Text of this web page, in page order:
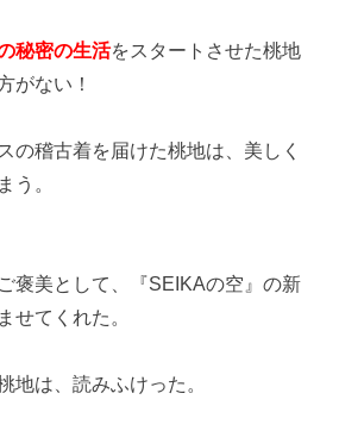
秘密の生活をスタートさせた桃地
がない！
の稽古着を届けた桃地は、美しく
う。
褒美として、『SEIKAの空』の新
せてくれた。
地は、読みふけった。